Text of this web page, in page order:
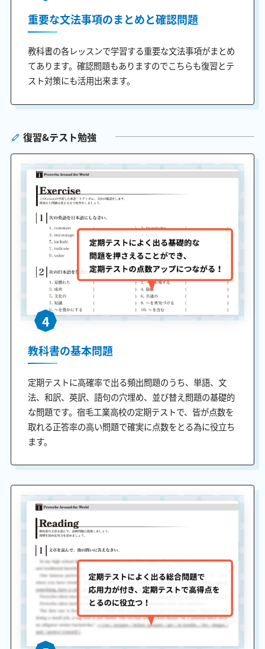
重要な文法事項のまとめと確認問題
教科書の各レッスンで学習する重要な文法事項がまとめ
てあります。確認問題もありますのでこちらも復習とテ
スト対策にも活用出来ます。
復習&テスト勉強
4
教科書の基本問題
定期テストに高確率で出る頻出問題のうち、単語、文
法、和訳、英訳、語句の穴埋め、並び替え問題の基礎的
な問題です。宿毛工業高校の定期テストで、皆が点数を
取れる正答率の高い問題で確実に点数をとる為に役立ち
ます。